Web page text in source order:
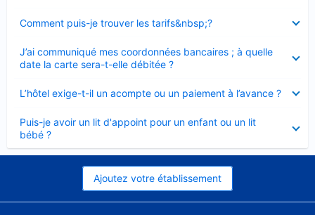
Comment puis-je trouver les tarifs&nbsp;?
fermé
J’ai communiqué mes coordonnées bancaires ; à quelle
date la carte sera-t-elle débitée ?
fermé
L’hôtel exige-t-il un acompte ou un paiement à l’avance ?
fermé
Puis-je avoir un lit d'appoint pour un enfant ou un lit
bébé ?
fermé
Ajoutez votre établissement